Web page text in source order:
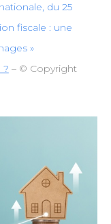
du 25
fiscale : une
»
? – © Copyright